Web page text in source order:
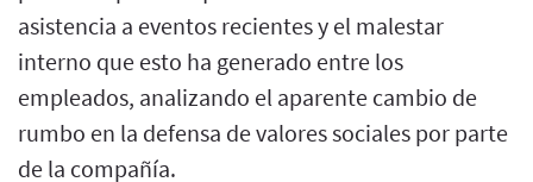
asistencia a eventos recientes y el malestar
interno que esto ha generado entre los
empleados, analizando el aparente cambio de
rumbo en la defensa de valores sociales por parte
de la compañía.